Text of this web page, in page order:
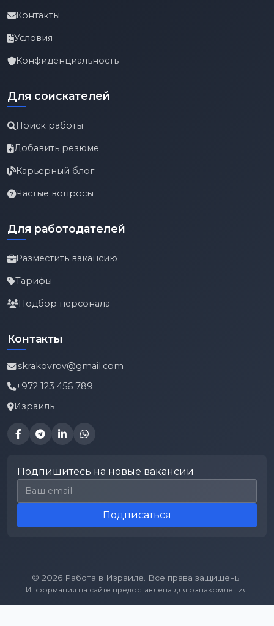
Контакты
Условия
Конфиденциальность
Для соискателей
Поиск работы
Добавить резюме
Карьерный блог
Частые вопросы
Для работодателей
Разместить вакансию
Тарифы
Подбор персонала
Контакты
iskrakovrov@gmail.com
+972 123 456 789
Израиль
Подпишитесь на новые вакансии
Email для подписки
Подписаться
© 2026 Работа в Израиле. Все права защищены.
Информация на сайте предоставлена для ознакомления.